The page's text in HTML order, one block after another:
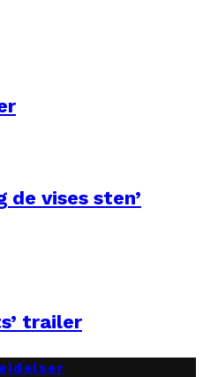
de vises sten’
trailer